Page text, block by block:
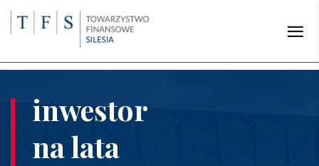
inwestor
na lata